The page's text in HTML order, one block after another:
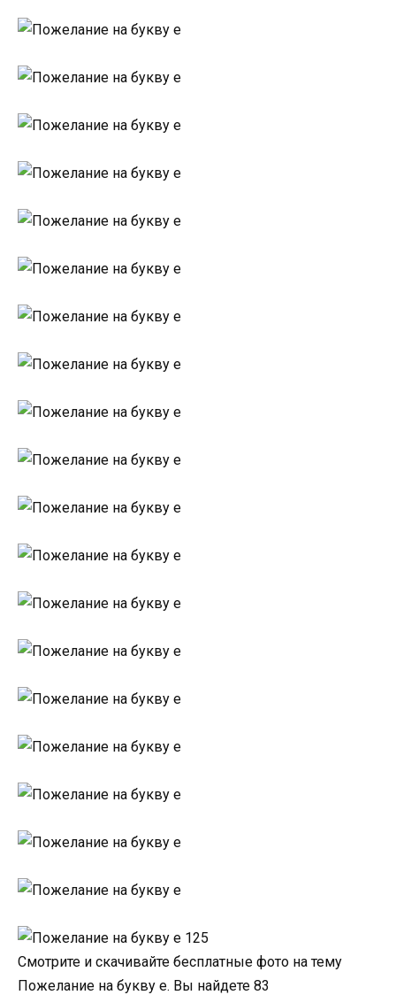
Смотрите и скачивайте бесплатные фото на тему
Пожелание на букву е. Вы найдете 83